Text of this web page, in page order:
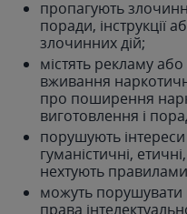
пропагують
поради, інструкції
злочинних дій;
містять рекламу
вживання
про поширення
виготовлення і
порушують
гуманістичні,
нехтують
можуть порушувати
права